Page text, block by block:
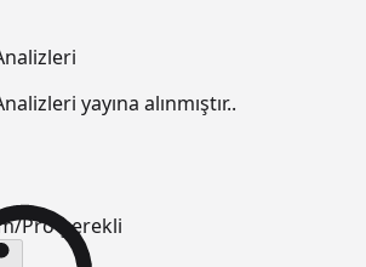
yayına alınmıştır..
Pro gerekli